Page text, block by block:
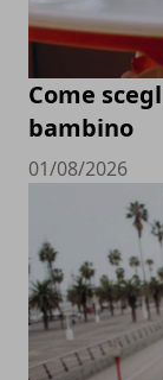
Come
bambino
01/08/2026